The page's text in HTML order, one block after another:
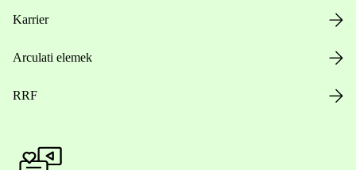
Karrier
Arculati elemek
RRF